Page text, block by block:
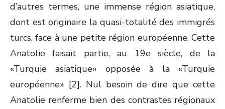
d’autres termes, une immense région asiatique,
dont est originaire la quasi-totalité des immigrés
turcs, face à une petite région européenne. Cette
Anatolie faisait partie, au 19e siècle, de la
«Turquie asiatique» opposée à la «Turquie
européenne» [2]. Nul besoin de dire que cette
Anatolie renferme bien des contrastes régionaux